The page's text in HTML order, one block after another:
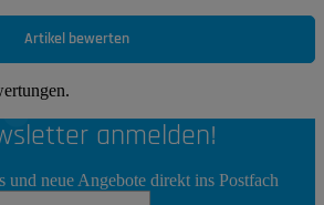
Artikel bewerten
anmelden!
und neue Angebote direkt ins Postfach